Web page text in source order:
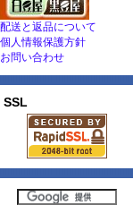
配送と返品について
個人情報保護方針
お問い合わせ
SSL